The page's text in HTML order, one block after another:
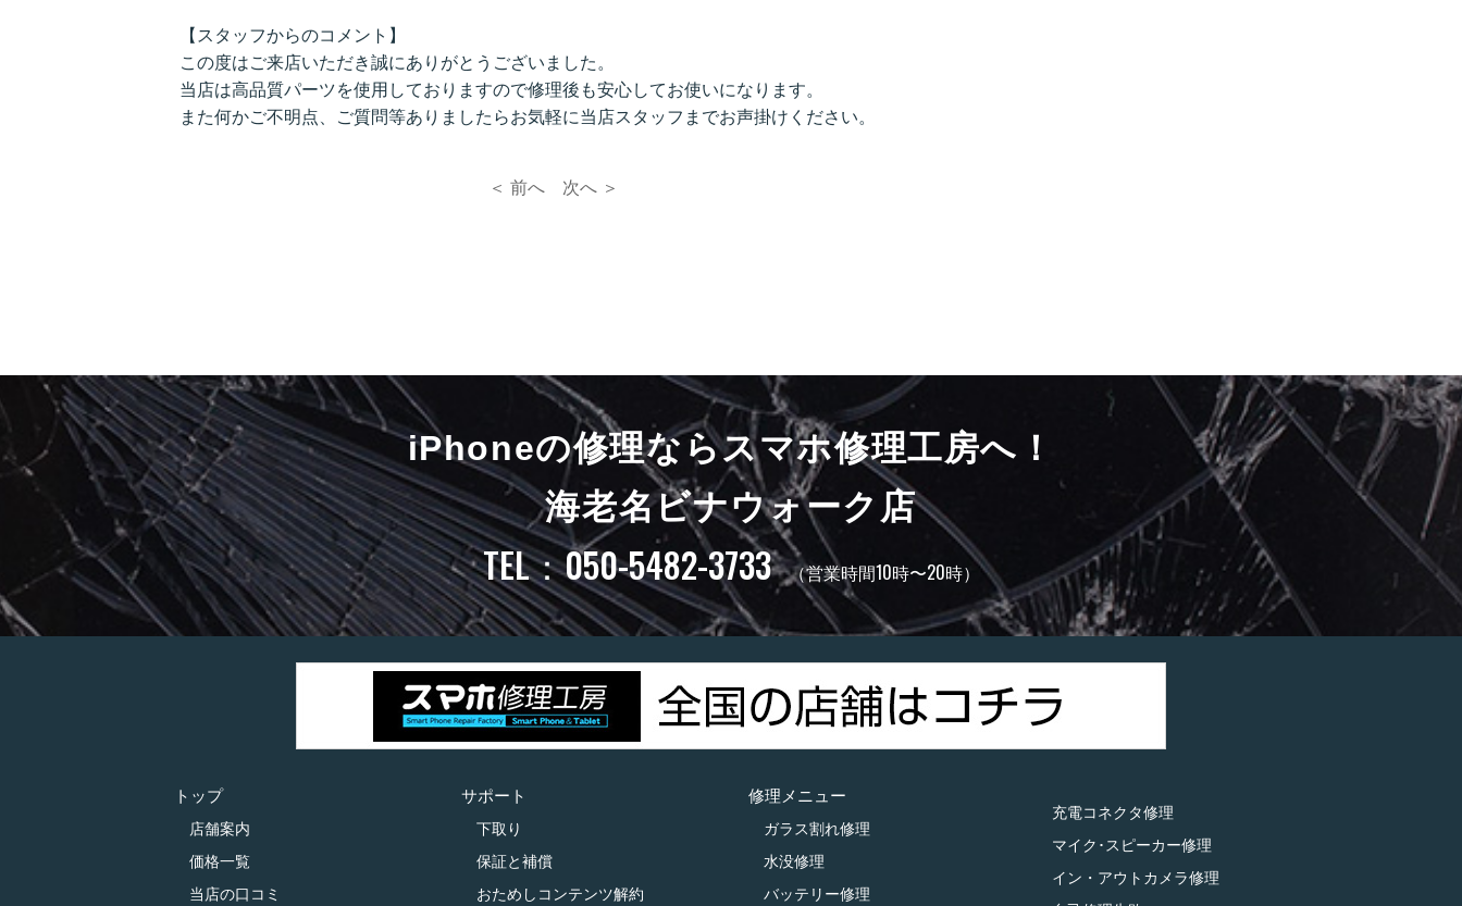
【スタッフからのコメント】
この度はご来店いただき誠にありがとうございました。
当店は高品質パーツを使用しておりますので修理後も安心してお使いになります。
また何かご不明点、ご質問等ありましたらお気軽に当店スタッフまでお声掛けください。
＜ 前へ 次へ ＞
iPhoneの修理ならスマホ修理工房へ！
海老名ビナウォーク店
TEL：050-5482-3733 （営業時間10時〜20時）
トップ
店舗案内
価格一覧
当店の口コミ
サポート
下取り
保証と補償
おためしコンテンツ解約
修理メニュー
ガラス割れ修理
水没修理
バッテリー修理
充電コネクタ修理
マイク･スピーカー修理
イン・アウトカメラ修理